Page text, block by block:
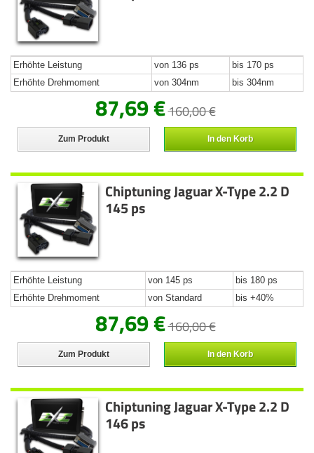
Erhöhte Leistung von 136 ps
bis 170 ps
Erhöhte Drehmoment
von 304nm bis 304nm
87,69 €160,00 €
Zum Produkt In den Korb
Chiptuning Jaguar X-Type 2.2 D
145 ps
Erhöhte Leistung von 145 ps
bis 180 ps
Erhöhte Drehmoment
von Standard bis +40%
87,69 €160,00 €
Zum Produkt In den Korb
Chiptuning Jaguar X-Type 2.2 D
146 ps